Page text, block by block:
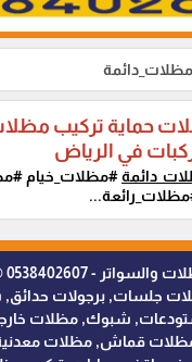
حماية تركيب
في الرياض
#مظلات_خيام
جلسات, برجولات حدائق,
شبوك, مظلات
قماش, مظلات